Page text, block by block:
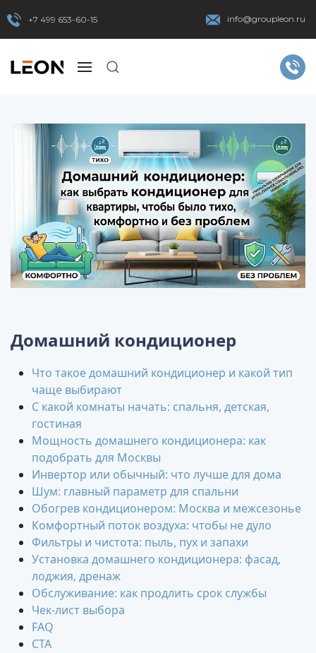
+7 499 653-60-15 info@groupleon.ru
Домашний кондиционер
Что такое домашний кондиционер и какой тип
чаще выбирают
С какой комнаты начать: спальня, детская,
гостиная
Мощность домашнего кондиционера: как
подобрать для Москвы
Инвертор или обычный: что лучше для дома
Шум: главный параметр для спальни
Обогрев кондиционером: Москва и межсезонье
Комфортный поток воздуха: чтобы не дуло
Фильтры и чистота: пыль, пух и запахи
Установка домашнего кондиционера: фасад,
лоджия, дренаж
Обслуживание: как продлить срок службы
Чек-лист выбора
FAQ
CTA